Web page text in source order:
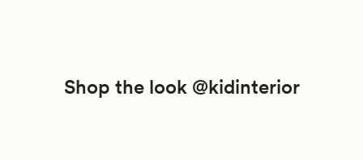
Shop the look @kidinterior